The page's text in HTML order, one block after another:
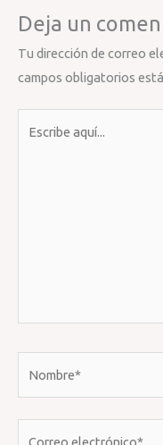
Deja un
Tu dirección de correo
campos obligatorios